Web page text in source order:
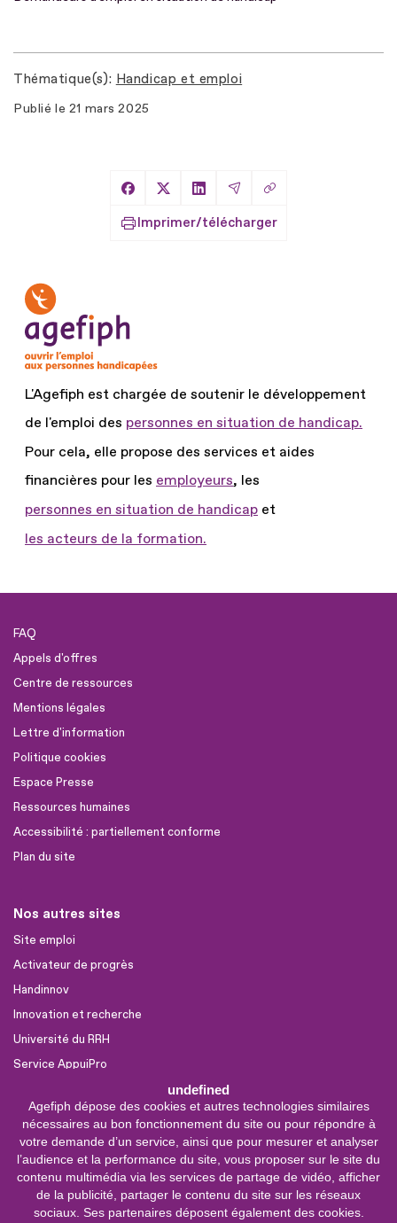
undefined
Agefiph dépose des cookies et autres technologies similaires
nécessaires au bon fonctionnement du site ou pour répondre à
votre demande d’un service, ainsi que pour mesurer et analyser
l’audience et la performance du site, vous proposer sur le site du
contenu multimédia via les services de partage de vidéo, afficher
de la publicité, partager le contenu du site sur les réseaux
sociaux. Ses partenaires déposent également des cookies.
Thématique(s) Handicap et emploi
Publié le 21 mars 2025
Partager sur Facebook
Partager sur X
Partager sur LinkedIn
Partager par Email
Copier le lien
Imprimer/télécharger
L'Agefiph est chargée de soutenir le développement
de l'emploi des personnes en situation de handicap.
Pour cela, elle propose des services et aides
financières pour les employeurs, les
personnes en situation de handicap et
les acteurs de la formation.
FAQ
Appels d'offres
Centre de ressources
Mentions légales
Lettre d'information
Politique cookies
Espace Presse
Ressources humaines
Accessibilité : partiellement conforme
Plan du site
Nos autres sites
Site emploi
Activateur de progrès
Handinnov
Innovation et recherche
Université du RRH
Service AppuiPro
Nous suivre
Youtube
Linkedin
Facebook